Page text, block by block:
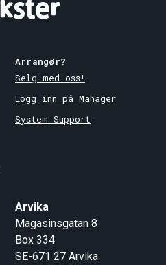
Arrangør?
Selg med oss!
Logg inn på Manager
System Support
Arvika
Magasinsgatan 8
Box 334
SE-671 27 Arvika